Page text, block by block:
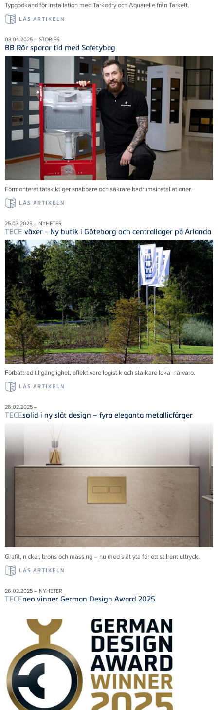
Typgodkänd för installation med Tarkodry och Aquarelle från Tarkett.
LÄS ARTIKELN
03.04.2025 – STORIES
BB Rör sparar tid med Safetybag
Förmonterat tätskikt ger snabbare och säkrare badrumsinstallationer.
LÄS ARTIKELN
25.03.2025 – NYHETER
TECE växer - Ny butik i Göteborg och centrallager på Arlanda
Förbättrad tillgänglighet, effektivare logistik och starkare lokal närvaro.
LÄS ARTIKELN
26.02.2025 –
TECEsolid i ny slät design – fyra eleganta metallicfärger
Grafit, nickel, brons och mässing – nu med slät yta för ett stilrent uttryck.
LÄS ARTIKELN
26.02.2025 – NYHETER
TECEneo vinner German Design Award 2025